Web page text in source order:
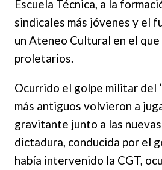
Escuela Técnica, a la
sindicales más jóvenes y el
un Ateneo Cultural en el
proletarios.
Ocurrido el golpe militar del
más antiguos volvieron a
gravitante junto a las nuevas
dictadura, conducida por el
había intervenido la CGT,